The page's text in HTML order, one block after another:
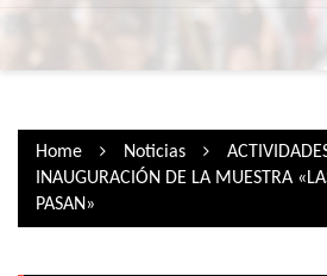
Home Noticias
INAUGURACIÓN DE LA MUESTRA
PASAN»